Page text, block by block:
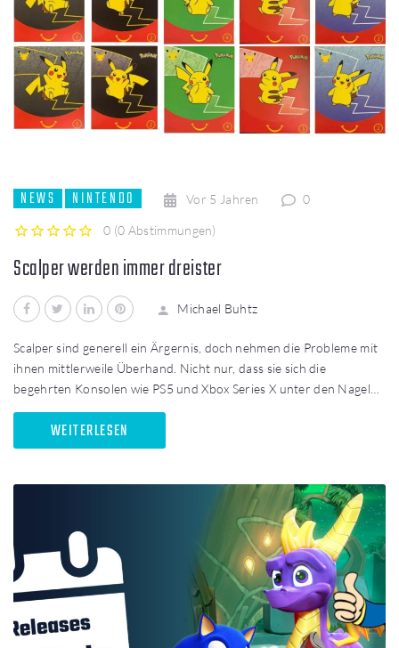
NEWS NINTENDO Vor 5 Jahren 0
0 (0 Abstimmungen)
Scalper werden immer dreister
FacebookTwitterLinkedIn
Michael Buhtz
Scalper sind generell ein Ärgernis, doch nehmen die Probleme mit
ihnen mittlerweile Überhand. Nicht nur, dass sie sich die
begehrten Konsolen wie PS5 und Xbox Series X unter den Nagel…
WEITERLESEN